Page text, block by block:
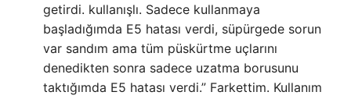
getirdi. kullanışlı. Sadece kullanmaya
başladığımda E5 hatası verdi, süpürgede sorun
var sandım ama tüm püskürtme uçlarını
denedikten sonra sadece uzatma borusunu
taktığımda E5 hatası verdi.” Farkettim. Kullanım